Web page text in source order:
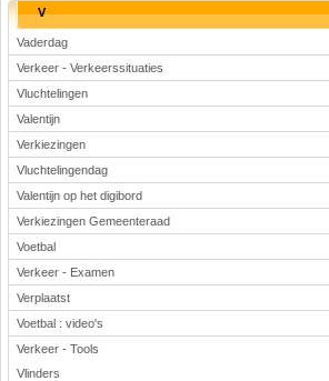
V
Vaderdag
Verkeer - Verkeerssituaties
Vluchtelingen
Valentijn
Verkiezingen
Vluchtelingendag
Valentijn op het digibord
Verkiezingen Gemeenteraad
Voetbal
Verkeer - Examen
Verplaatst
Voetbal : video's
Verkeer - Tools
Vlinders